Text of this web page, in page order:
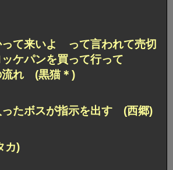
って来いよ って言われて売切
ケパンを買って行って
流れ (黒猫＊)
ったボスが指示を出す (西郷)
カ)